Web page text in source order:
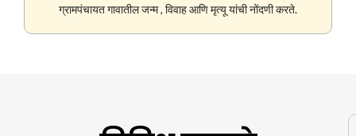
ग्रामपंचायत गावातील जन्म , विवाह आणि मृत्यू यांची नोंदणी करते.